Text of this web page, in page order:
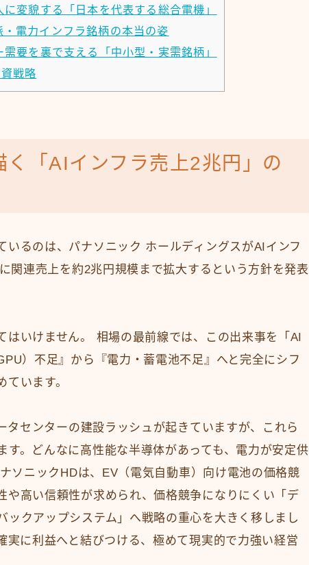
変貌する「日本を代表する総合電機」
電力インフラ銘柄の本当の姿
要を裏で支える「中小型・実需銘柄」
戦略
く「AIインフラ売上2兆円」の
いるのは、パナソニック ホールディングスがAIインフ
関連売上を約2兆円規模まで拡大するという方針を発表
はいけません。 相場の最前線では、この出来事を「AI
）不足』から『電力・蓄電池不足』へと完全にシフ
います。
タセンターの建設ラッシュが起きていますが、これら
す。どんなに高性能な半導体があっても、電力が安定供
ソニックHDは、EV（電気自動車）向け電池の価格競
や高い信頼性が求められ、価格競争になりにくい「デ
ックアップシステム」へ戦略の重心を大きく移しまし
実に利益へと結びつける、極めて現実的で力強い経営